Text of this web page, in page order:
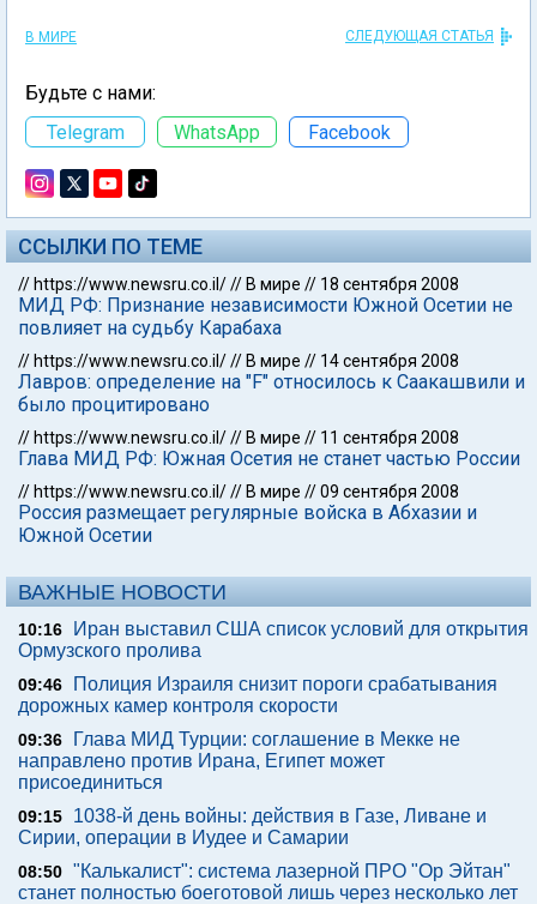
В МИРЕ СЛЕДУЮЩАЯ СТАТЬЯ
Будьте с нами:
Telegram
WhatsApp Facebook
ССЫЛКИ ПО ТЕМЕ
// https://www.newsru.co.il/// В мире // 18 сентября 2008
МИД РФ: Признание независимости Южной Осетии не
повлияет на судьбу Карабаха
// https://www.newsru.co.il/// В мире // 14 сентября 2008
Лавров: определение на "F" относилось к Саакашвили и
было процитировано
// https://www.newsru.co.il/// В мире // 11 сентября 2008
Глава МИД РФ: Южная Осетия не станет частью России
// https://www.newsru.co.il/// В мире //09 сентября 2008
Россия размещает регулярные войска в Абхазии и
Южной Осетии
ВАЖНЫЕ НОВОСТИ
10:16
Иран выставил США список условий для открытия
Ормузского пролива
09:46
Полиция Израиля снизит пороги срабатывания
дорожных камер контроля скорости
09:36
Глава МИД Турции: соглашение в Мекке не
направлено против Ирана, Египет может
присоединиться
09:15
1038-й день войны: действия в Газе, Ливане и
Сирии, операции в Иудее и Самарии
08:50 "Калькалист": система лазерной ПРО "Ор Эйтан"
станет полностью боеготовой лишь через несколько лет